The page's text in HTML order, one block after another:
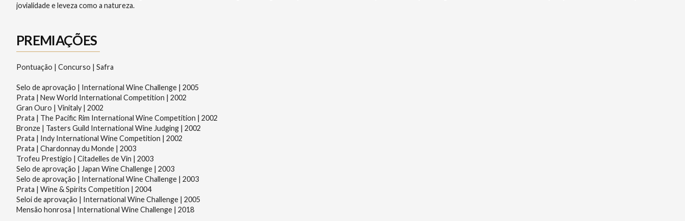
jovialidade e leveza como a natureza.
PREMIAÇÕES
Pontuação | Concurso | Safra
Selo de aprovação | International Wine Challenge | 2005
Prata | New World International Competition | 2002
Gran Ouro | Vinitaly | 2002
Prata | The Pacific Rim International Wine Competition | 2002
Bronze | Tasters Guild International Wine Judging | 2002
Prata | Indy International Wine Competition | 2002
Prata | Chardonnay du Monde | 2003
Trofeu Prestigio | Citadelles de Vin | 2003
Selo de aprovação | Japan Wine Challenge | 2003
Selo de aprovação | International Wine Challenge | 2003
Prata | Wine & Spirits Competition | 2004
Seloi de aprovação | International Wine Challenge | 2005
Mensão honrosa | International Wine Challenge | 2018